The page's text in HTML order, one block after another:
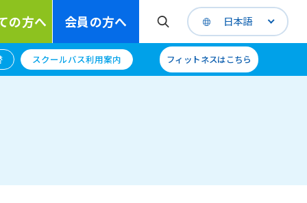
の方へ 会員の方へ 日本語
スクールバス利用案内 フィットネスはこちら